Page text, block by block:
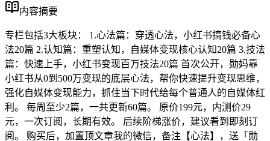
内容摘要
专栏包括3大板块： 1.心法篇：穿透心法，小红书搞钱必备心
法20篇 2.认知篇：重塑认知，自媒体变现核心认知20篇 3.技法
篇：快速上手，小红书变现百万技法20篇 首次公开，勋妈靠
小红书从0到500万变现的底层心法，帮你快速提升变现思维，
强化自媒体变现能力，抓住当下时代给每个普通人的自媒体红
利。 每周至少2篇，一共更新60篇。 原价199元，内测价29
元，一次订阅，长期有效。 后续阶梯涨价，建议看到即刻订
阅。 购买后，加置顶文章我的微信，备注【心法】，送「勋